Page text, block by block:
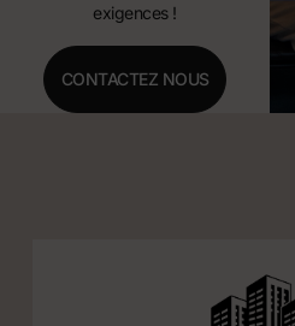
exigences !
CONTACTEZ NOUS